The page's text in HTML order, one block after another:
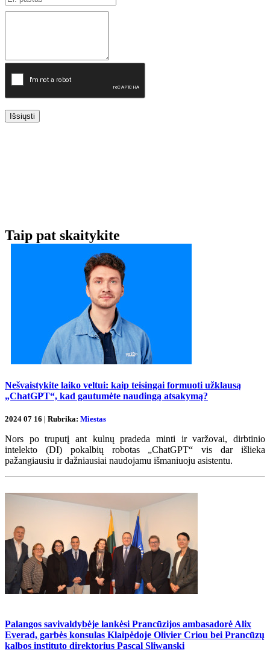
Išsiųsti
Taip pat skaitykite
Nešvaistykite laiko veltui: kaip teisingai formuoti užklausą
„ChatGPT“, kad gautumėte naudingą atsakymą?
2024 07 16 | Rubrika: Miestas
Nors po truputį ant kulnų pradeda minti ir varžovai, dirbtinio
intelekto (DI) pokalbių robotas „ChatGPT“ vis dar išlieka
pažangiausiu ir dažniausiai naudojamu išmaniuoju asistentu.
Palangos savivaldybėje lankėsi Prancūzijos ambasadorė Alix
Everad, garbės konsulas Klaipėdoje Olivier Criou bei Prancūzų
kalbos instituto direktorius Pascal Sliwanski